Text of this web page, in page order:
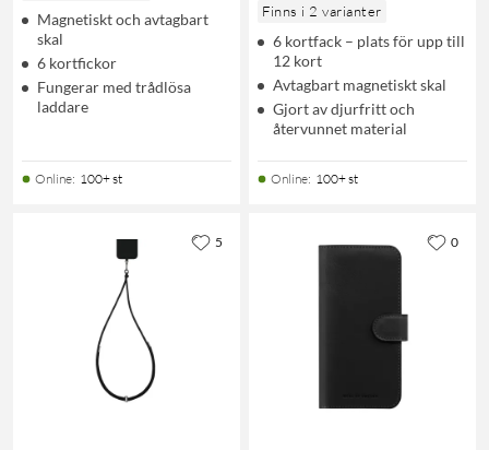
Magnetiskt och avtagbart
skal
6 kortfickor
Fungerar med trådlösa
laddare
Online: 100+ st
Finns i 2 varianter
6 kortfack – plats för upp till
12 kort
Avtagbart magnetiskt skal
Gjort av djurfritt och
återvunnet material
Online: 100+ st
5 0